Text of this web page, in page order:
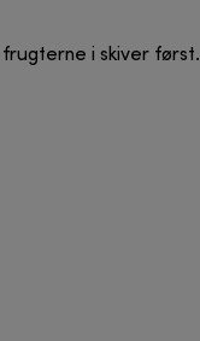
i skiver først.